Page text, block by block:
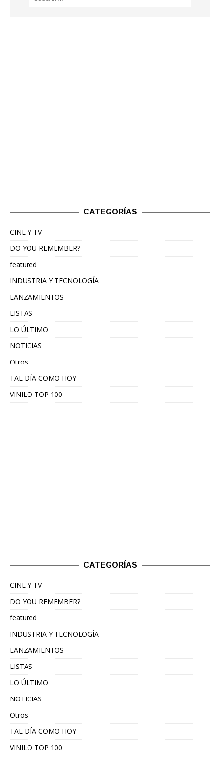
CATEGORÍAS
CINE Y TV
DO YOU REMEMBER?
featured
INDUSTRIA Y TECNOLOGÍA
LANZAMIENTOS
LISTAS
LO ÚLTIMO
NOTICIAS
Otros
TAL DÍA COMO HOY
VINILO TOP 100
CATEGORÍAS
CINE Y TV
DO YOU REMEMBER?
featured
INDUSTRIA Y TECNOLOGÍA
LANZAMIENTOS
LISTAS
LO ÚLTIMO
NOTICIAS
Otros
TAL DÍA COMO HOY
VINILO TOP 100